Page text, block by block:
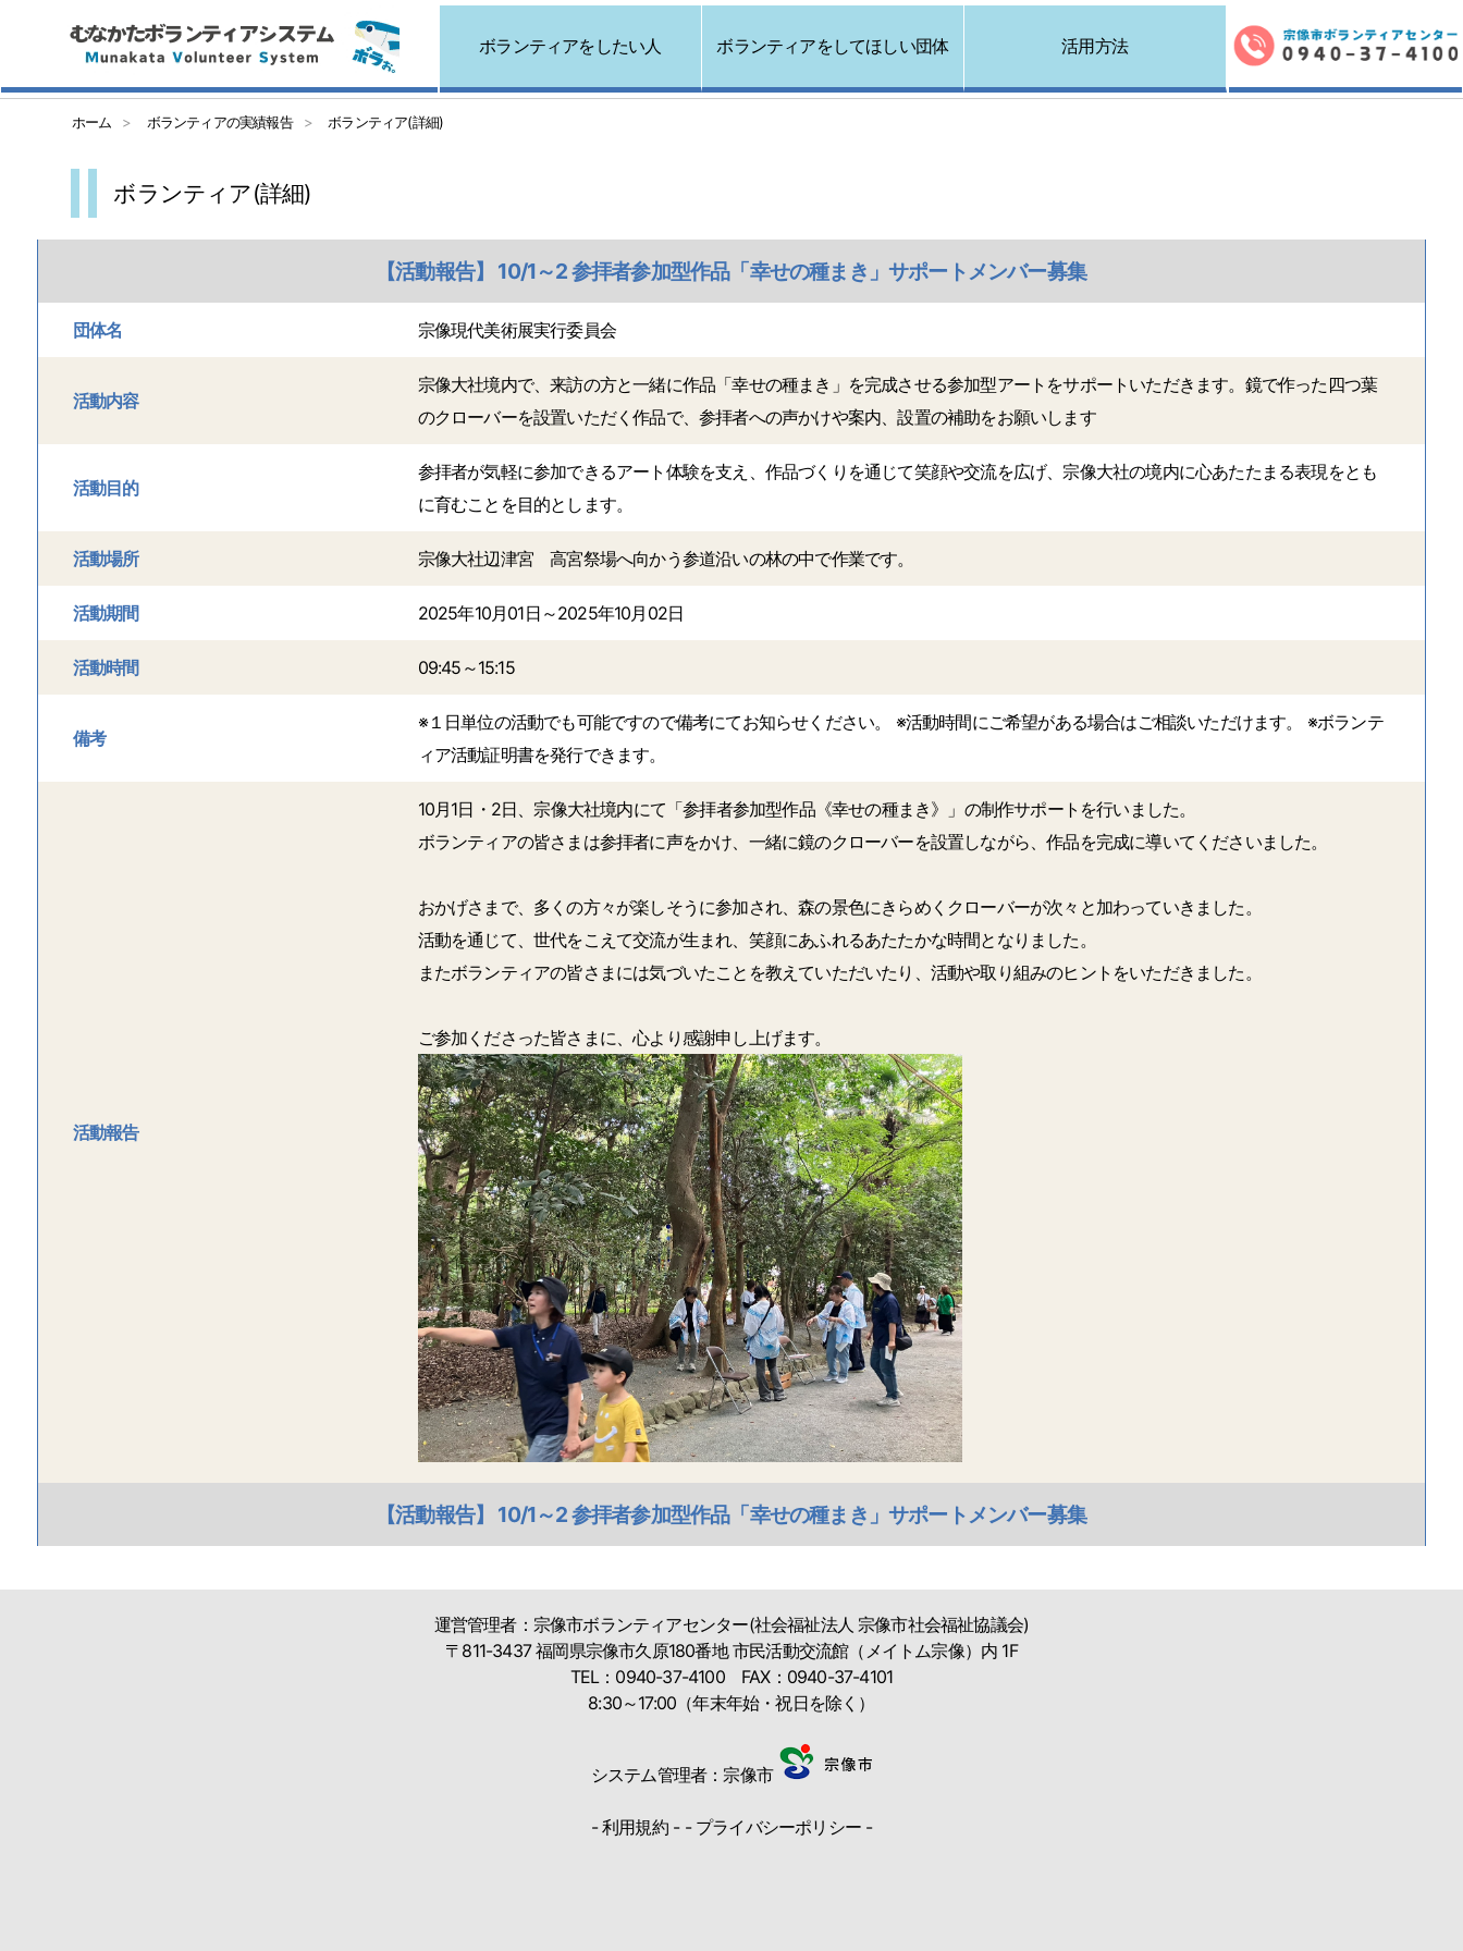
ボランティアをしたい人 ボランティアをしてほしい団体 活用方法
ホーム ボランティアの実績報告 ボランティア(詳細)
ボランティア(詳細)
【活動報告】 10/1～2 参拝者参加型作品「幸せの種まき」サポートメンバー募集
団体名 宗像現代美術展実行委員会
活動内容
宗像大社境内で、来訪の方と一緒に作品「幸せの種まき」を完成させる参加型アートをサポートいただきます。鏡で作った四つ葉
のクローバーを設置いただく作品で、参拝者への声かけや案内、設置の補助をお願いします
活動目的
参拝者が気軽に参加できるアート体験を支え、作品づくりを通じて笑顔や交流を広げ、宗像大社の境内に心あたたまる表現をとも
に育むことを目的とします。
活動場所 宗像大社辺津宮 高宮祭場へ向かう参道沿いの林の中で作業です。
活動期間 2025年10月01日～2025年10月02日
活動時間 09:45～15:15
備考
※１日単位の活動でも可能ですので備考にてお知らせください。 ※活動時間にご希望がある場合はご相談いただけます。 ※ボランテ
ィア活動証明書を発行できます。
活動報告
10月1日・2日、宗像大社境内にて「参拝者参加型作品《幸せの種まき》」の制作サポートを行いました。
ボランティアの皆さまは参拝者に声をかけ、一緒に鏡のクローバーを設置しながら、作品を完成に導いてくださいました。
おかげさまで、多くの方々が楽しそうに参加され、森の景色にきらめくクローバーが次々と加わっていきました。
活動を通じて、世代をこえて交流が生まれ、笑顔にあふれるあたたかな時間となりました。
またボランティアの皆さまには気づいたことを教えていただいたり、活動や取り組みのヒントをいただきました。
ご参加くださった皆さまに、心より感謝申し上げます。
【活動報告】 10/1～2 参拝者参加型作品「幸せの種まき」サポートメンバー募集
運営管理者：宗像市ボランティアセンター(社会福祉法人 宗像市社会福祉協議会)
〒811-3437福岡県宗像市久原180番地市民活動交流館（メイトム宗像）内 1F
TEL：0940-37-4100 FAX：0940-37-4101
8:30～17:00（年末年始・祝日を除く）
システム管理者：宗像市
-利用規約- - プライバシーポリシー-